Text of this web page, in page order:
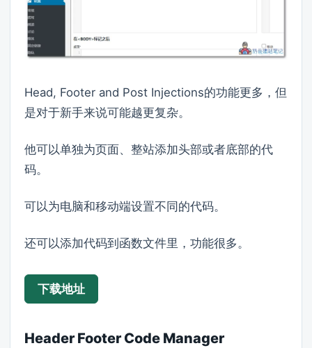
Head, Footer and Post Injections的功能更多，但
是对于新手来说可能越更复杂。
他可以单独为页面、整站添加头部或者底部的代
码。
可以为电脑和移动端设置不同的代码。
还可以添加代码到函数文件里，功能很多。
下载地址
Header Footer Code Manager